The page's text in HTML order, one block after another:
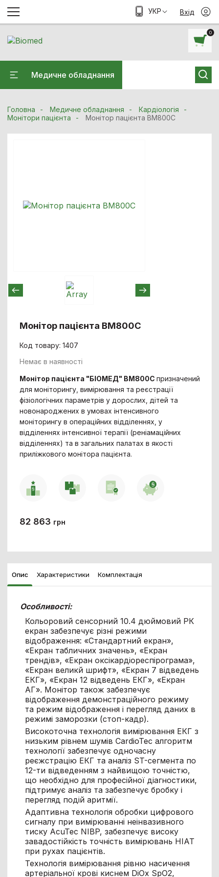
0
Медичне обладнання
УКР Вхід
Головна Медичне обладнання
Кардiологiя
Монітори пацієнта
Монітор пацієнта ВМ800С
Монітор пацієнта ВМ800С
Код товару: 1407
Немає в наявності
Монітор пацієнта "БІОМЕД" BM800Cпризначений
для моніторингу, вимірювання та реєстрації
фізіологічних параметрів у дорослих, дітей та
новонароджених в умовах інтенсивного
моніторингу в операційних відділеннях, у
відділеннях інтенсивної терапії (реніамаційних
відділеннях) та в загальних палатах в якості
приліжкового монітора пацієнта.
82 863 грн
Опис Характеристики Комплектація
Особливості:
Кольоровий сенсорний 10.4 дюймовий РК
екран забезпечує різні режими
відображення: «Стандартний екран»,
«Екран табличних значень», «Екран
трендів», «Екран оксікардіореспірограма»,
«Екран великй шрифт», «Екран 7 відведень
ЕКГ», «Екран 12 відведень ЕКГ», «Екран
АГ». Монітор також забезпечує
відображення демонстраційного режиму
та режим відображення і перегляд даних в
режимі заморозки (стоп-кадр).
Високоточна технологія вимірювання ЕКГ з
низьким рівнем шумів CardioTec алгоритм
технології забезпечує одночасну
реєжстрацію ЕКГ та аналіз ST-сегмента по
12-ти відведенням з найвищою точністю,
що необхідно для професійної діагностики,
підтримує аналіз та забезпечує бробку і
перегляд подій аритмії.
Адаптивна технологія обробки цифрового
сигналу при вимірюванні неінвазивного
тиску AcuTec NIBP, забезпечує високу
завадостійкість точність вимірювань НІАТ
при рухах пацієнтів.
Технологія вимірювання рівню насичення
артеріальної крові киснем DiOx SpO2,